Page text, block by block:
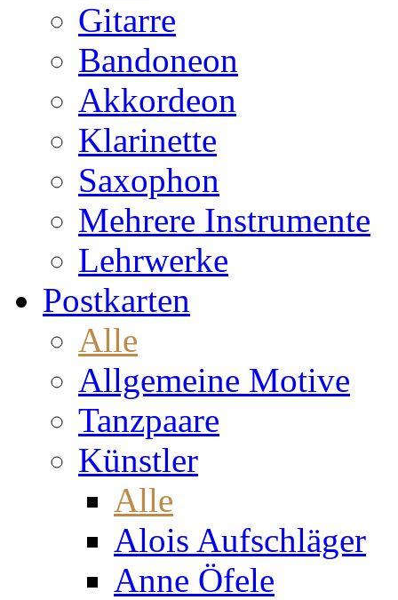
Gitarre
Bandoneon
Akkordeon
Klarinette
Saxophon
Mehrere Instrumente
Lehrwerke
Postkarten
Alle
Allgemeine Motive
Tanzpaare
Künstler
Alle
Alois Aufschläger
Anne Öfele